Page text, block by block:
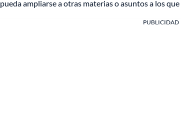
ampliarse a otras materias o asuntos a los
PUBLICIDAD